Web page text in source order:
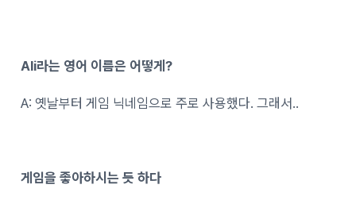
Ali라는 영어 이름은 어떻게?
A: 옛날부터 게임 닉네임으로 주로 사용했다. 그래서..
게임을 좋아하시는 듯 하다